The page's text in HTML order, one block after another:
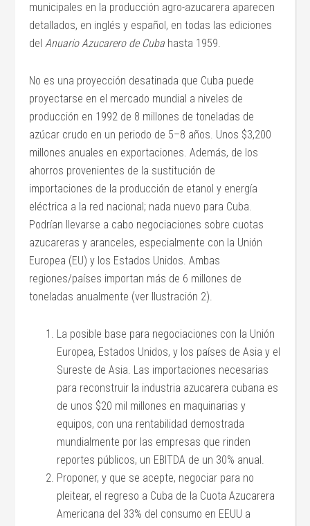
municipales en la producción agro-azucarera aparecen
detallados, en inglés y español, en todas las ediciones
delAnuario Azucarero de Cuba hasta 1959.
No es una proyección desatinada que Cuba puede
proyectarse en el mercado mundial a niveles de
producción en 1992 de 8 millones de toneladas de
azúcar crudo en un periodo de 5–8 años. Unos $3,200
millones anuales en exportaciones. Además, de los
ahorros provenientes de la sustitución de
importaciones de la producción de etanol y energía
eléctrica a la red nacional; nada nuevo para Cuba.
Podrían llevarse a cabo negociaciones sobre cuotas
azucareras y aranceles, especialmente con la Unión
Europea (EU) y los Estados Unidos. Ambas
regiones/países importan más de 6 millones de
toneladas anualmente (ver Ilustración 2).
La posible base para negociaciones con la Unión
Europea, Estados Unidos, y los países de Asia y el
Sureste de Asia. Las importaciones necesarias
para reconstruir la industria azucarera cubana es
de unos $20 mil millones en maquinarias y
equipos, con una rentabilidad demostrada
mundialmente por las empresas que rinden
reportes públicos, un EBITDA de un 30% anual.
Proponer, y que se acepte, negociar para no
pleitear, el regreso a Cuba de la Cuota Azucarera
Americana del 33% del consumo en EEUU a